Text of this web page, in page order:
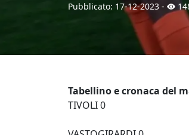
Pubblicato: 17-12-2023 -
Tabellino e cronaca del
TIVOLI 0